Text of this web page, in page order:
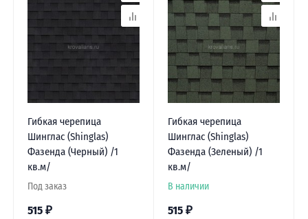
Гибкая черепица
Шинглас (Shinglas)
Фазенда (Черный) /1
кв.м/
Под заказ
515 ₽
Гибкая черепица
Шинглас (Shinglas)
Фазенда (Зеленый) /1
кв.м/
В наличии
515 ₽